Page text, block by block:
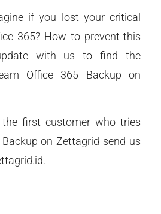
if you lost your critical
365? How to prevent this
with us to find the
Office 365 Backup on
first customer who tries
on Zettagrid send us